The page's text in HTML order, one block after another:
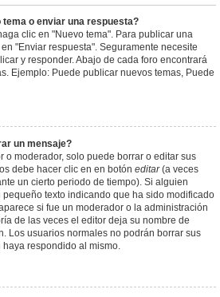
o enviar una respuesta?
clic en "Nuevo tema". Para publicar una
"Enviar respuesta". Seguramente necesite
y responder. Abajo de cada foro encontrará
Ejemplo: Puede publicar nuevos temas, Puede
un mensaje?
o moderador, solo puede borrar o editar sus
debe hacer clic en en botón editar(a veces
un cierto periodo de tiempo). Si alguien
texto indicando que ha sido modificado
si fue un moderador o la administración
de las veces el editor deja su nombre de
Los usuarios normales no podrán borrar sus
respondido al mismo.